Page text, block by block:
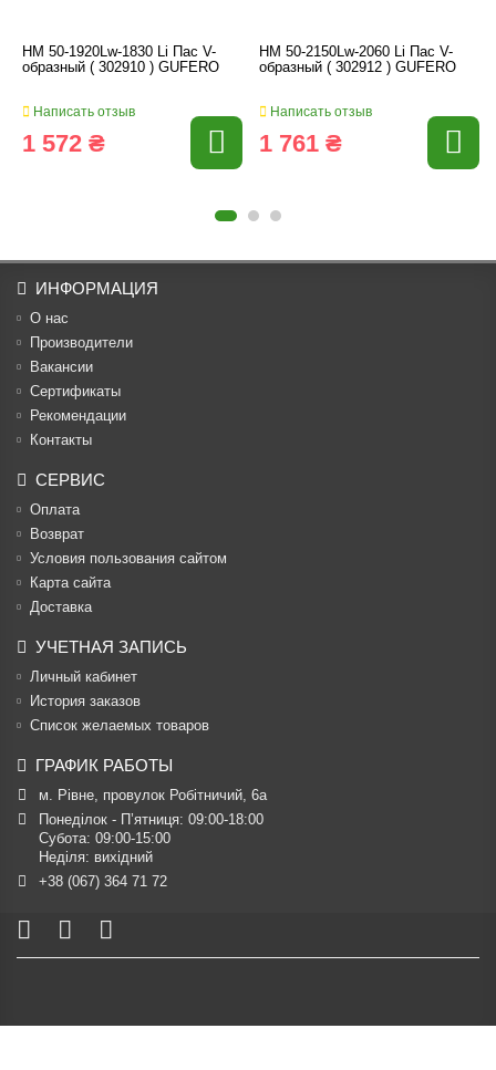
HM 50-1920Lw-1830 Li Пас V-
образный ( 302910 ) GUFERO
Написать отзыв
1 572 ₴
HM 50-2150Lw-2060 Li Пас V-
образный ( 302912 ) GUFERO
Написать отзыв
1 761 ₴
ИНФОРМАЦИЯ
О нас
Производители
Вакансии
Cертификаты
Рекомендации
Контакты
СЕРВИС
Оплата
Возврат
Условия пользования сайтом
Карта сайта
Доставка
УЧЕТНАЯ ЗАПИСЬ
Личный кабинет
История заказов
Список желаемых товаров
ГРАФИК РАБОТЫ
м. Рівне, провулок Робітничий, 6а
Понеділок - П’ятниця: 09:00-18:00
Субота: 09:00-15:00
Неділя: вихідний
+38 (067) 364 71 72